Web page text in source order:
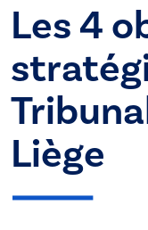
Les 4
Liège